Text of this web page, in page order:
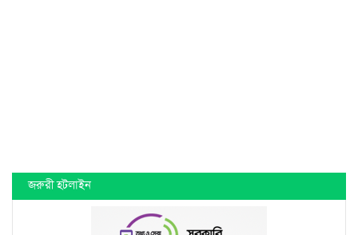
জরুরী হটলাইন